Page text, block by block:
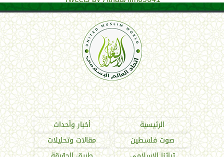
اتحاد العالم الإسلامي
الرئيسية
أخبار وأحداث
صوت فلسطين
مقالات وتحليلات